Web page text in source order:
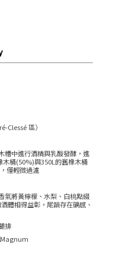
Clessé 區）
槽中進行酒精與乳酸發酵，進
木桶(50%)與350L的舊橡木桶
僅輕微過濾
氣將黃檸檬、水梨、白桃點綴
體相得益彰，尾韻存在礦感、
排
Magnum